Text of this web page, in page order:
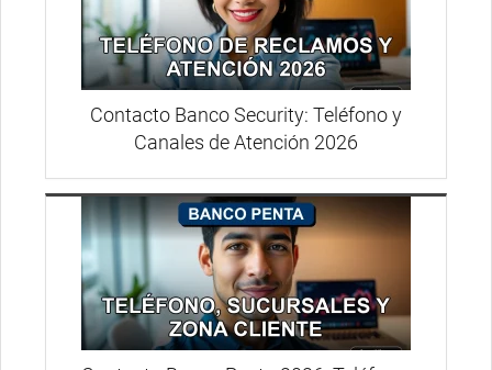
Contacto Banco Security: Teléfono y
Canales de Atención 2026